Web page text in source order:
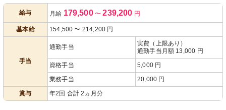
給与 月給 179,500 〜 239,200 円
基本給 154,500 〜 214,200 円
手当
通勤手当
実費（上限あり）
通勤手当月額 13,000 円
資格手当
5,000 円
業務手当
20,000 円
賞与
年2回 合計 2ヵ月分